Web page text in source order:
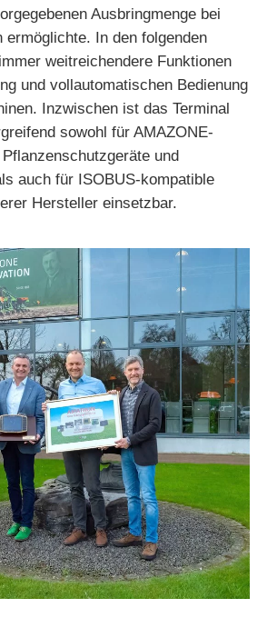
Ausbringmenge bei
ermöglichte. In den folgenden
weitreichendere Funktionen
und vollautomatischen Bedienung
Inzwischen ist das Terminal
sowohl für AMAZONE-
und
auch für ISOBUS-kompatible
Hersteller einsetzbar.